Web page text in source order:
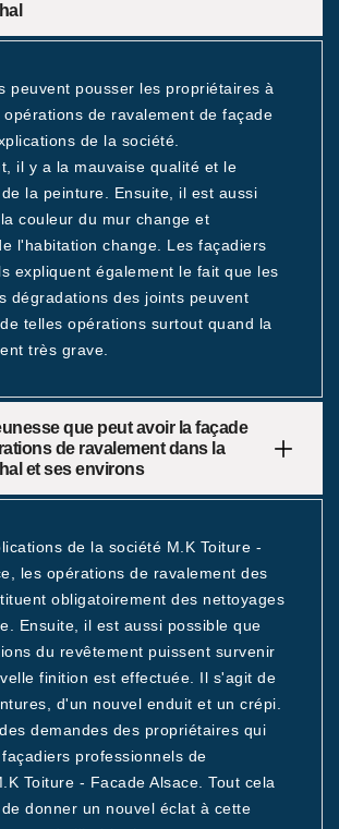
peuvent pousser les propriétaires à
de ravalement de façade
de la société.
il y a la mauvaise qualité et le
la peinture. Ensuite, il est aussi
couleur du mur change et
l'habitation change. Les façadiers
expliquent également le fait que les
dégradations des joints peuvent
telles opérations surtout quand la
très grave.
que peut avoir la façade
de ravalement dans la
et ses environs
de la société M.K Toiture -
les opérations de ravalement des
obligatoirement des nettoyages
Ensuite, il est aussi possible que
du revêtement puissent survenir
finition est effectuée. Il s'agit de
d'un nouvel enduit et un crépi.
demandes des propriétaires qui
professionnels de
Toiture - Facade Alsace. Tout cela
donner un nouvel éclat à cette